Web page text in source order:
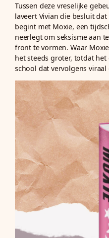
Tussen deze vreselijke
laveert Vivian die besluit
begint met Moxie, een
neerlegt om seksisme aan
front te vormen. Waar
het steeds groter, totdat
school dat vervolgens